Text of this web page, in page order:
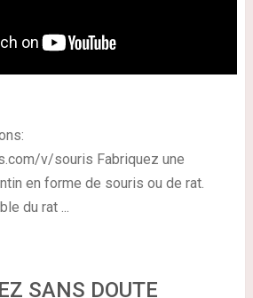
v/souris Fabriquez une
en forme de souris ou de rat.
du rat ...
SANS DOUTE